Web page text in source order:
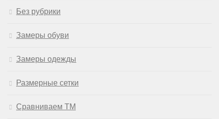
Без рубрики
Замеры обуви
Замеры одежды
Размерные сетки
Сравниваем ТМ